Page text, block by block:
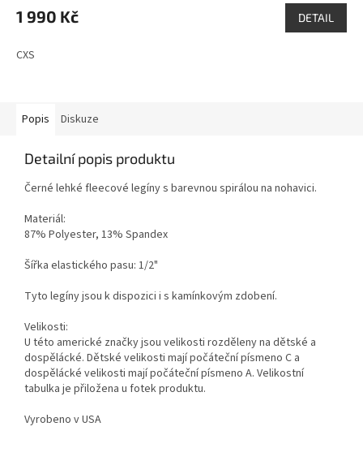
1 990 Kč DETAIL
CXS
Popis Diskuze
Detailní popis produktu
Černé lehké fleecové legíny s barevnou spirálou na nohavici.
Materiál:
87% Polyester, 13% Spandex
Šířka elastického pasu: 1/2"
Tyto legíny jsou k dispozici i s kamínkovým zdobení.
Velikosti:
U této americké značky jsou velikosti rozděleny na dětské a
dospělácké. Dětské velikosti mají počáteční písmeno C a
dospělácké velikosti mají počáteční písmeno A. Velikostní
tabulka je přiložena u fotek produktu.
Vyrobeno v USA